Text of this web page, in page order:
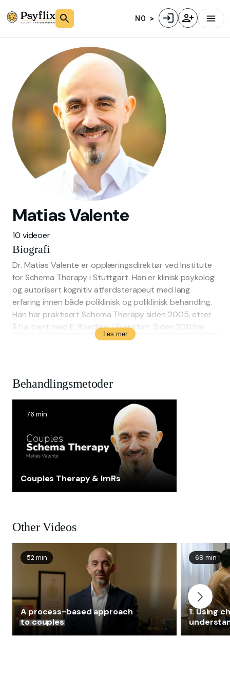
NO
MatiasValente
10 videoer
Biografi
Dr. Matias Valente er opplæringsdirektør ved Institute
for Schema Therapy i Stuttgart. Han er klinisk psykolog
og autorisert kognitiv atferdsterapeut med lang
erfaring innen både poliklinisk og poliklinisk behandling.
Han har praktisert Schema Therapy siden 2005, etter
å ha trent med E. Roediger i Frankfurt. Siden 2011 har
han vært en avansert skjematerapeut, trener og
Les mer
Behandlingsmetoder
76 min
Couples Therapy & ImRs
Other Videos
52 min
A process-based approach
to couples
69 min
1. Using